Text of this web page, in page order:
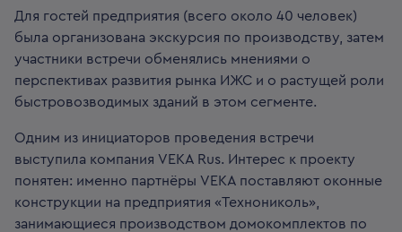
Для гостей предприятия (всего около 40 человек)
была организована экскурсия по производству, затем
участники встречи обменялись мнениями о
перспективах развития рынка ИЖС и о растущей роли
быстровозводимых зданий в этом сегменте.
Одним из инициаторов проведения встречи
выступила компания VEKA Rus. Интерес к проекту
понятен: именно партнёры VEKA поставляют оконные
конструкции на предприятия «Технониколь»,
занимающиеся производством домокомплектов по